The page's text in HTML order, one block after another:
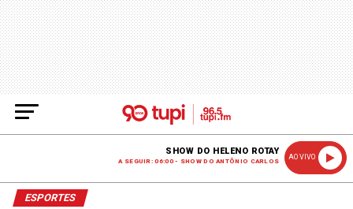
SHOW DO HELENO ROTAY
A SEGUIR: 06:00 - SHOW DO ANTÔNIO CARLOS
AO VIVO
ESPORTES